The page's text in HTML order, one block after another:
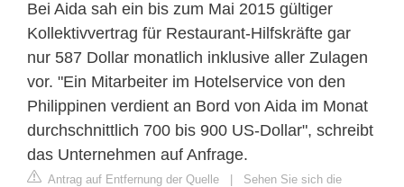
Bei Aida sah ein bis zum Mai 2015 gültiger
Kollektivvertrag für Restaurant-Hilfskräfte gar
nur 587 Dollar monatlich inklusive aller Zulagen
vor. "Ein Mitarbeiter im Hotelservice von den
Philippinen verdient an Bord von Aida im Monat
durchschnittlich 700 bis 900 US-Dollar", schreibt
das Unternehmen auf Anfrage.
Antrag auf Entfernung der Quelle | Sehen Sie sich die